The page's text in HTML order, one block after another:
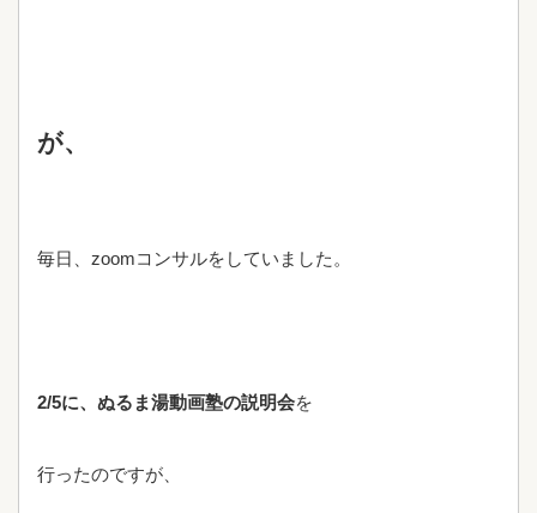
が、
毎日、zoomコンサルをしていました。
2/5に、ぬるま湯動画塾の説明会を
行ったのですが、